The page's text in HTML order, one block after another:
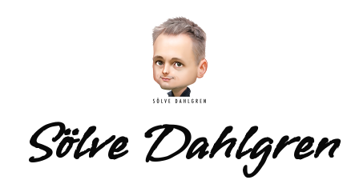
Sölve Dahlgren